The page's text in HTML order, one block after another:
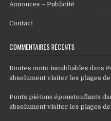
Annonces – Publicité
Contact
COMMENTAIRES RÉCENTS
Routes moto inoubliables dans
absolument visiter les plages
Ponts piétons époustouflants
absolument visiter les plages